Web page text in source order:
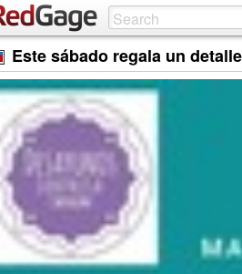
Este sábado regala un